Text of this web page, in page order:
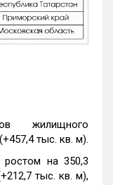
жилищного
(+457,4 тыс. кв. м).
ростом на 350,3
тыс. кв. м),